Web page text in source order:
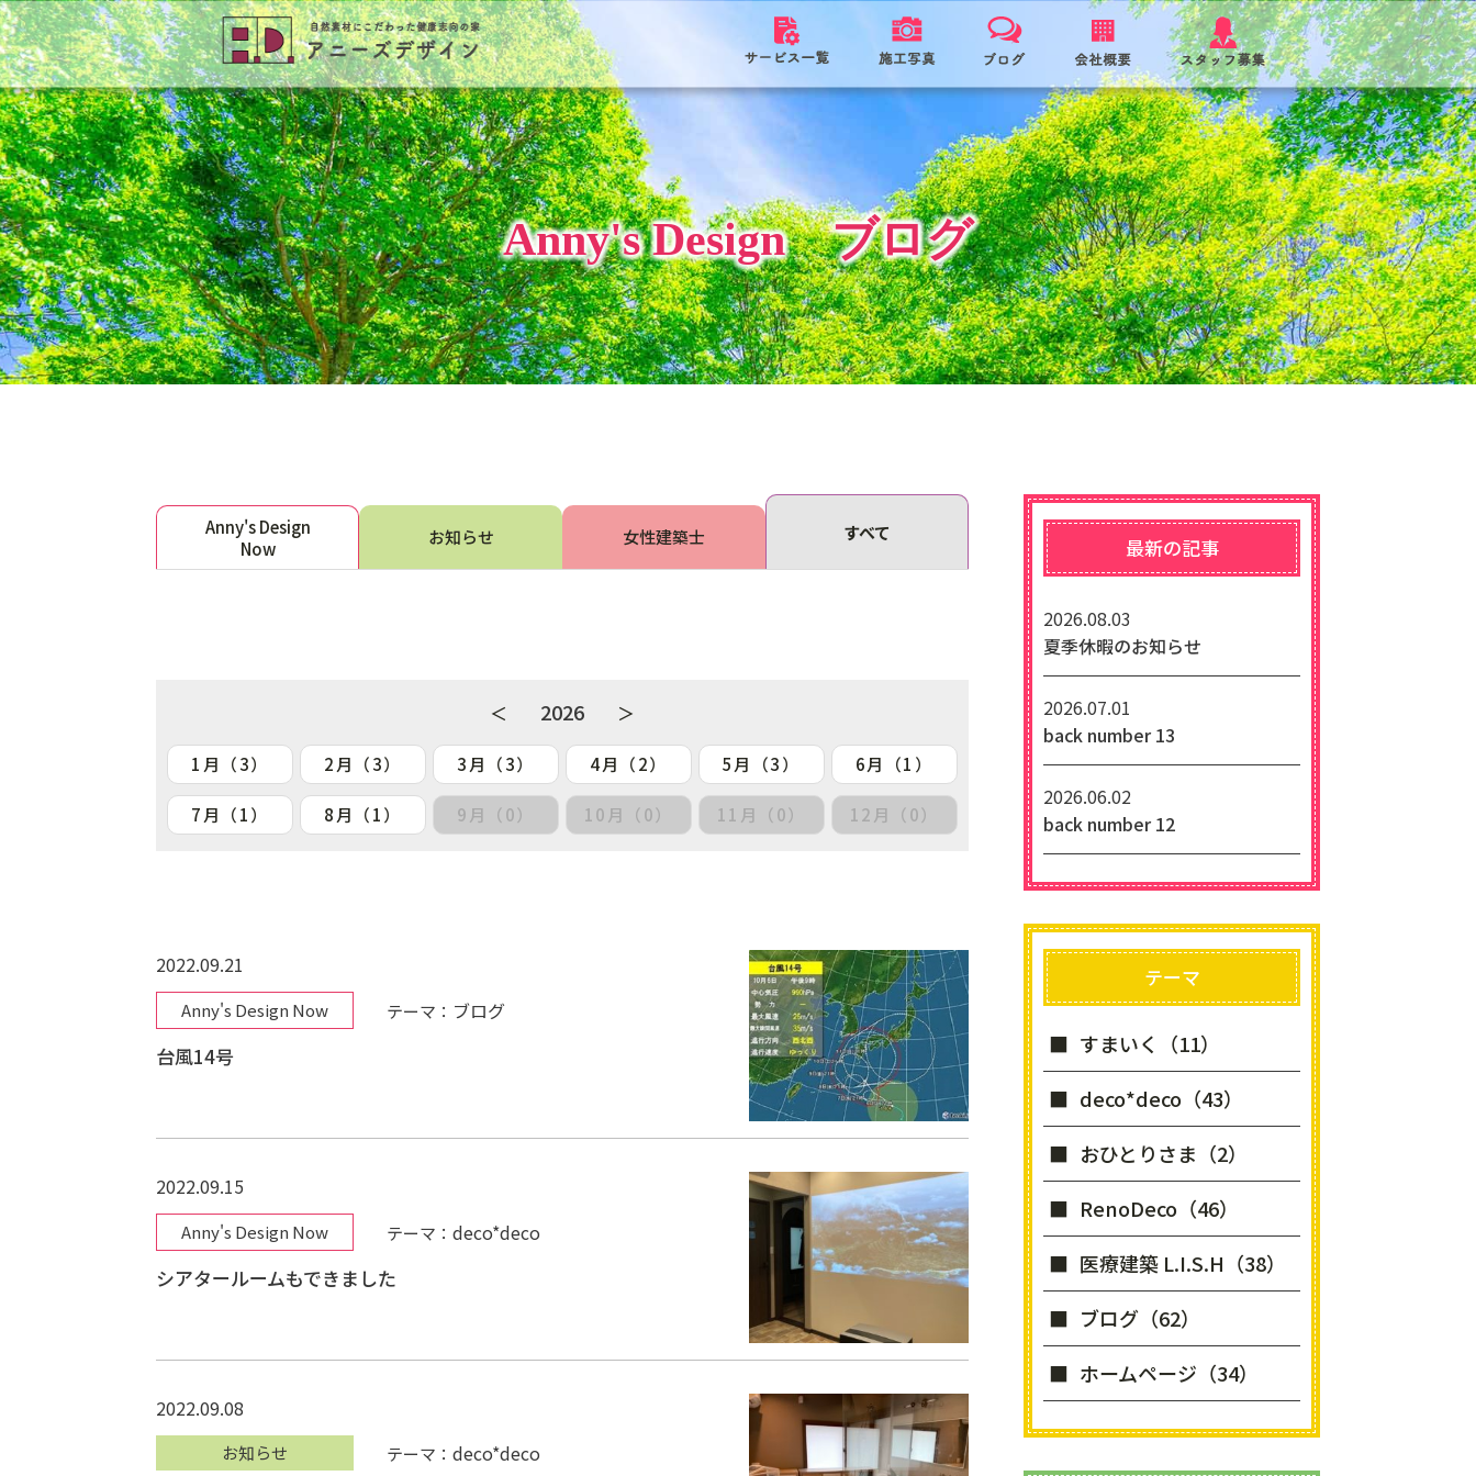
Anny's Design ブログ
Anny's Design
Now
お知らせ 女性建築士 すべて
＜ 2026 ＞
1月（3） 2月（3） 3月（3） 4月（2） 5月（3） 6月（1）
7月（1） 8月（1） 9月（0） 10月（0） 11月（0） 12月（0）
2022.09.21
Anny's Design Now テーマ： ブログ
台風14号
2022.09.15
Anny's Design Now テーマ： deco*deco
シアタールームもできました
2022.09.08
お知らせ テーマ： deco*deco
最新の記事
2026.08.03
夏季休暇のお知らせ
2026.07.01
back number 13
2026.06.02
back number 12
テーマ
すまいく（11）
deco*deco（43）
おひとりさま（2）
RenoDeco（46）
医療建築 L.I.S.H（38）
ブログ（62）
ホームページ（34）